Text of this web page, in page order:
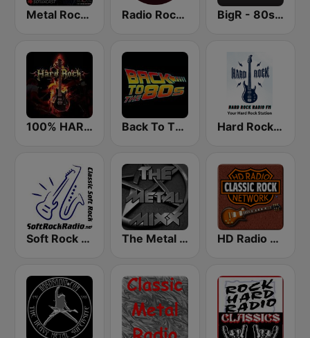
Metal Rock Radio Radio Rock On BigR - 80s Metal FM
100% HARD ROCK Back To The 80's Radio Hard Rock Radio FM
Soft Rock Radio The Metal MIXX HD Radio - Classic Rock